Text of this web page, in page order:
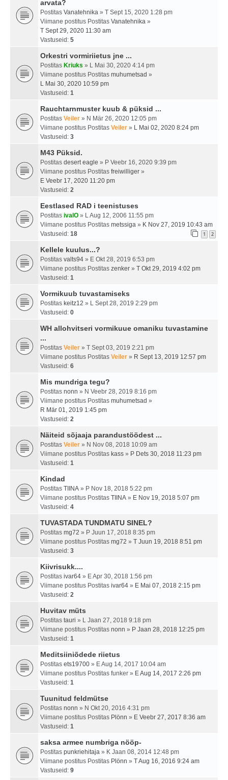
arvata?
Postitas Vanatehnika » T Sept 15, 2020 1:28 pm
Viimane postitus Postitas Vanatehnika »
T Sept 29, 2020 11:30 am
Vastuseid: 5
Orkestri vormiriietus jne ...
Postitas Kriuks » L Mai 30, 2020 4:14 pm
Viimane postitus Postitas muhumetsad »
L Mai 30, 2020 10:59 pm
Vastuseid: 1
Rauchtarnmuster kuub & püksid ...
Postitas Veiler » N Mär 26, 2020 12:05 pm
Viimane postitus Postitas Veiler » L Mai 02, 2020 8:24 pm
Vastuseid: 3
M43 Püksid.
Postitas desert eagle » P Veebr 16, 2020 9:39 pm
Viimane postitus Postitas freiwilliger »
E Veebr 17, 2020 11:20 pm
Vastuseid: 2
Eestlased RAD i teenistuses
Postitas ivalO » L Aug 12, 2006 11:55 pm
Viimane postitus Postitas metssiga » K Nov 27, 2019 10:43 am
Vastuseid: 18 1 2
Kellele kuulus...?
Postitas valts94 » E Okt 28, 2019 6:53 pm
Viimane postitus Postitas zenker » T Okt 29, 2019 4:02 pm
Vastuseid: 1
Vormikuub tuvastamiseks
Postitas keitz12 » L Sept 28, 2019 2:29 pm
Vastuseid: 0
WH allohvitseri vormikuue omaniku tuvastamine
...
Postitas Veiler » T Sept 03, 2019 2:21 pm
Viimane postitus Postitas Veiler » R Sept 13, 2019 12:57 pm
Vastuseid: 6
Mis mundriga tegu?
Postitas nonn » N Veebr 28, 2019 8:16 pm
Viimane postitus Postitas muhumetsad »
R Mär 01, 2019 1:45 pm
Vastuseid: 2
Näiteid sõjaaja parandustöödest ...
Postitas Veiler » N Nov 08, 2018 10:09 am
Viimane postitus Postitas kass » P Dets 30, 2018 11:23 pm
Vastuseid: 1
Kindad
Postitas TIINA » P Nov 18, 2018 5:22 pm
Viimane postitus Postitas TIINA » E Nov 19, 2018 5:07 pm
Vastuseid: 4
TUVASTADA TUNDMATU SINEL?
Postitas mg72 » P Juun 17, 2018 8:35 pm
Viimane postitus Postitas mg72 » T Juun 19, 2018 8:51 pm
Vastuseid: 3
Kiivrisukk....
Postitas ivar64 » E Apr 30, 2018 1:56 pm
Viimane postitus Postitas ivar64 » E Mai 07, 2018 2:15 pm
Vastuseid: 2
Huvitav müts
Postitas tauri » L Jaan 27, 2018 9:18 pm
Viimane postitus Postitas nonn » P Jaan 28, 2018 12:25 pm
Vastuseid: 1
Meditsiiniõdede riietus
Postitas ets19700 » E Aug 14, 2017 10:04 am
Viimane postitus Postitas funker » E Aug 14, 2017 2:26 pm
Vastuseid: 1
Tuunitud feldmütse
Postitas nonn » N Okt 20, 2016 4:31 pm
Viimane postitus Postitas Plönn » E Veebr 27, 2017 8:36 am
Vastuseid: 1
saksa armee numbriga nööp-
Postitas punkriehitaja » K Jaan 08, 2014 12:48 pm
Viimane postitus Postitas Plönn » T Aug 16, 2016 9:24 am
Vastuseid: 9